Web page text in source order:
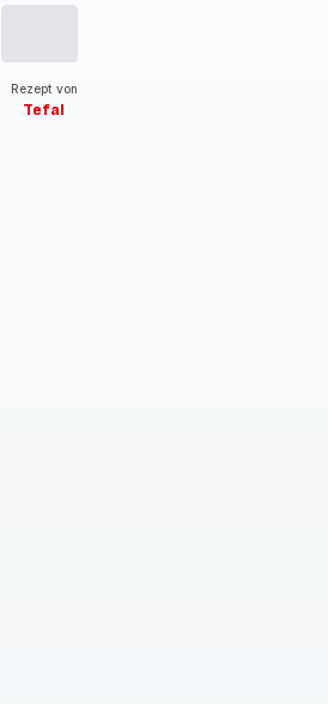
Rezept von
Tefal